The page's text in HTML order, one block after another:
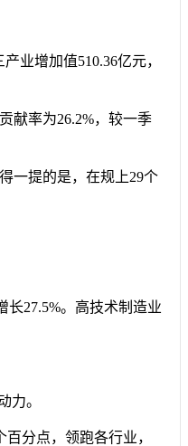
业增加值510.36亿元，
献率为26.2%，较一季
一提的是，在规上29个
27.5%。高技术制造业
力。
分点，领跑各行业，